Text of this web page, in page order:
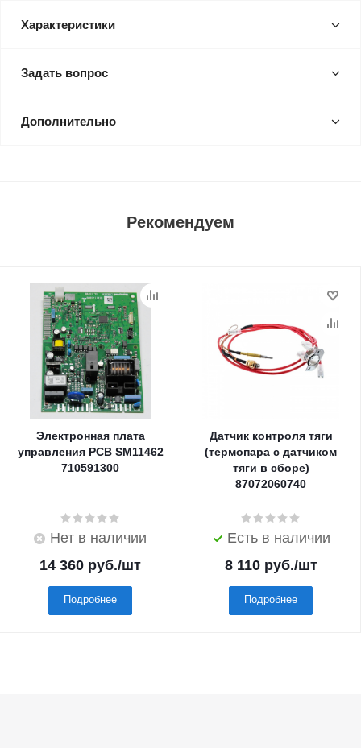
Характеристики
Задать вопрос
Дополнительно
Рекомендуем
Электронная плата
управления PCB SM11462
710591300
Нет в наличии
14 360 руб./шт
Подробнее
Датчик контроля тяги
(термопара с датчиком
тяги в сборе)
87072060740
Есть в наличии
8 110руб./шт
Подробнее